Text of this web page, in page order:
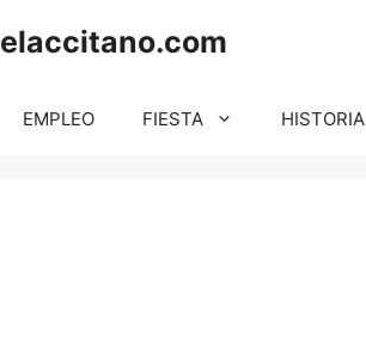
elaccitano.com
EMPLEO FIESTA HISTORIA